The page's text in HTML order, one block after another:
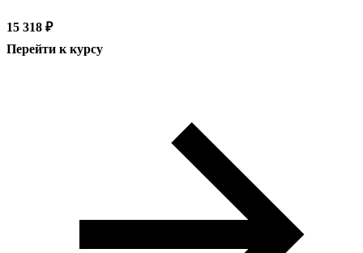
15 318 ₽
Перейти к курсу